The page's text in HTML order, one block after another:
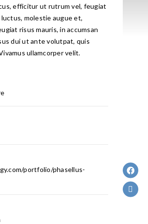
efficitur ut rutrum vel, feugiat
molestie augue et,
risus mauris, in accumsan
dui ut ante volutpat, quis
ullamcorper velit.
portfolio/phasellus-